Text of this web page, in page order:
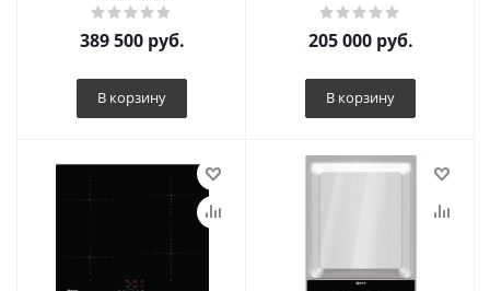
389 500руб.
В корзину
205 000руб.
В корзину